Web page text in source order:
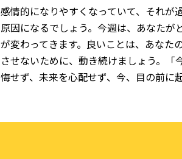
感情的になりやすくなっていて、それが
原因になるでしょう。今週は、あなた
が変わってきます。良いことは、あなた
させないために、動き続けましょう。
悔せず、未来を心配せず、今、目の前に